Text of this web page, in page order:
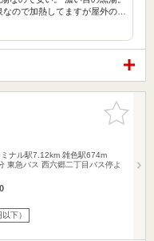
ので加熱してますが屋外の…
お気に入
りに追加
ナル駅7.12km 雑色駅674m
東急バス 西六郷二丁目バス停よ
下）